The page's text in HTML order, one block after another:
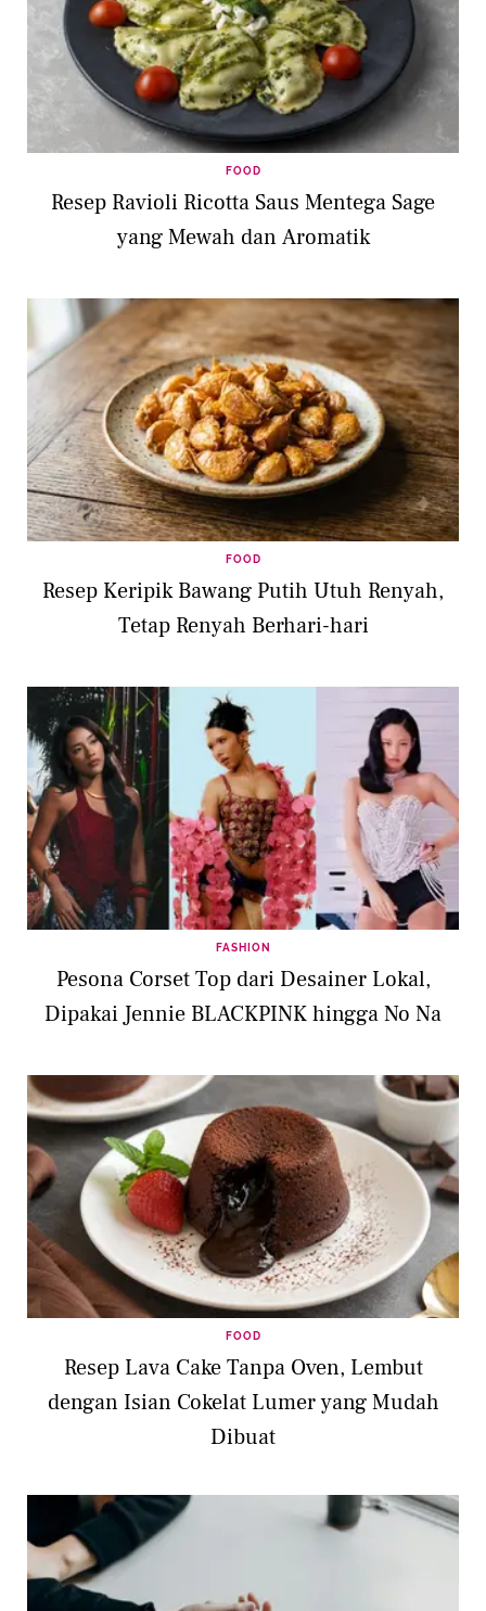
FOOD
Resep Ravioli Ricotta Saus Mentega Sage
yang Mewah dan Aromatik
FOOD
Resep Keripik Bawang Putih Utuh Renyah,
Tetap Renyah Berhari-hari
FASHION
Pesona Corset Top dari Desainer Lokal,
Dipakai Jennie BLACKPINK hingga No Na
FOOD
Resep Lava Cake Tanpa Oven, Lembut
dengan Isian Cokelat Lumer yang Mudah
Dibuat